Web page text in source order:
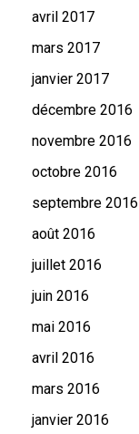
avril 2017
mars 2017
janvier 2017
décembre 2016
novembre 2016
octobre 2016
septembre 2016
août 2016
juillet 2016
juin 2016
mai 2016
avril 2016
mars 2016
janvier 2016